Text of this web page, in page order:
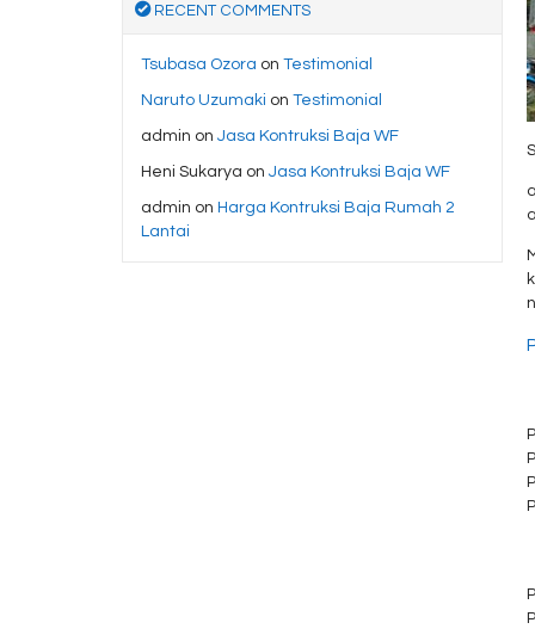
RECENT COMMENTS
Tsubasa Ozora on Testimonial
Naruto Uzumaki on Testimonial
admin on Jasa Kontruksi Baja WF
Heni Sukarya on Jasa Kontruksi Baja WF
admin on Harga Kontruksi Baja Rumah 2
Lantai